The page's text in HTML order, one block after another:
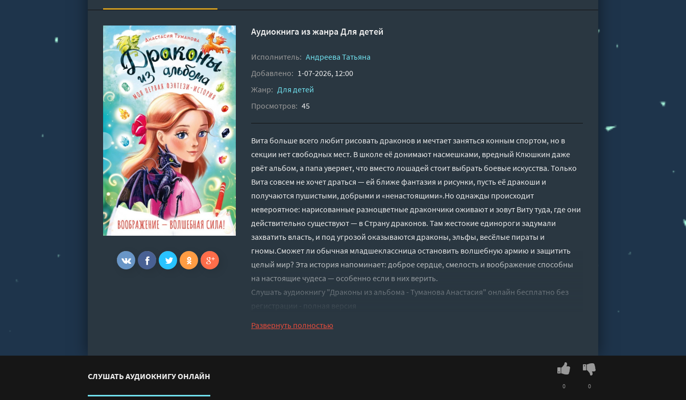
Аудиокнига из жанраДля детей
Исполнитель: Андреева Татьяна
Добавлено: 1-07-2026, 12:00
Жанр: Для детей
Просмотров: 45
Вита больше всего любит рисовать драконов и мечтает заняться конным спортом, но в
секции нет свободных мест. В школе её донимают насмешками, вредный Клюшкин даже
рвёт альбом, а папа уверяет, что вместо лошадей стоит выбрать боевые искусства. Только
Вита совсем не хочет драться — ей ближе фантазия и рисунки, пусть её дракоши и
получаются пушистыми, добрыми и «ненастоящими».Но однажды происходит
невероятное: нарисованные разноцветные дракончики оживают и зовут Виту туда, где они
действительно существуют — в Страну драконов. Там жестокие единороги задумали
захватить власть, и под угрозой оказываются драконы, эльфы, весёлые пираты и
гномы.Сможет ли обычная младшеклассница остановить волшебную армию и защитить
целый мир? Эта история напоминает: доброе сердце, смелость и воображение способны
на настоящие чудеса — особенно если в них верить.
Слушать аудиокнигу "Драконы из альбома - Туманова Анастасия" онлайн бесплатно без
регистрации - полная версия
Развернуть полностью
СЛУШАТЬ АУДИОКНИГУ ОНЛАЙН
0 0